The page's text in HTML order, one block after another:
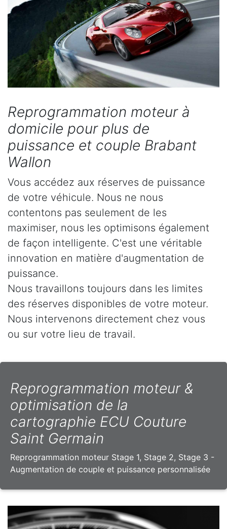
Reprogrammation moteur à
domicile pour plus de
puissance et couple Brabant
Wallon
Vous accédez aux réserves de puissance
de votre véhicule. Nous ne nous
contentons pas seulement de les
maximiser, nous les optimisons également
de façon intelligente. C'est une véritable
innovation en matière d'augmentation de
puissance.
Nous travaillons toujours dans les limites
des réserves disponibles de votre moteur.
Nous intervenons directement chez vous
ou sur votre lieu de travail.
Reprogrammation moteur &
optimisation de la
cartographie ECU Couture
Saint Germain
Reprogrammation moteur Stage 1, Stage 2, Stage 3 -
Augmentation de couple et puissance personnalisée